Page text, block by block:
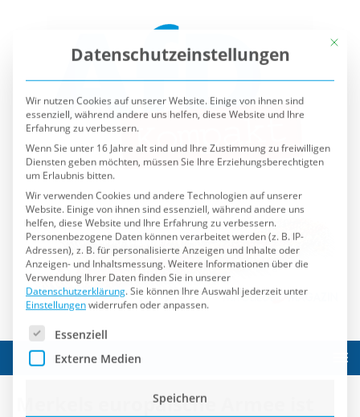
Merkels europäische Armee ist
Wir nutzen Cookies auf unserer Website. Einige von ihnen sind
essenziell, während andere uns helfen, diese Website und Ihre
Erfahrung zu verbessern.
Wenn Sie unter 16 Jahre alt sind und Ihre Zustimmung zu freiwilligen
Diensten geben möchten, müssen Sie Ihre Erziehungsberechtigten
um Erlaubnis bitten.
Wir verwenden Cookies und andere Technologien auf unserer
Website. Einige von ihnen sind essenziell, während andere uns
helfen, diese Website und Ihre Erfahrung zu verbessern.
Personenbezogene Daten können verarbeitet werden (z. B. IP-
Adressen), z. B. für personalisierte Anzeigen und Inhalte oder
Anzeigen- und Inhaltsmessung.Weitere Informationen über die
Verwendung Ihrer Daten finden Sie in unserer
Datenschutzerklärung. Sie können Ihre Auswahl jederzeit unter
Einstellungenwiderrufen oder anpassen.
Es folgt eine Liste der Service-Gruppen, für die eine
Externe Medien